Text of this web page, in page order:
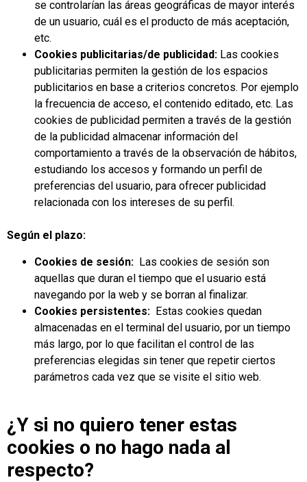
se controlarían las áreas geográficas de mayor interés
de un usuario, cuál es el producto de más aceptación,
etc.
Cookies publicitarias/de publicidad: Las cookies
publicitarias permiten la gestión de los espacios
publicitarios en base a criterios concretos. Por ejemplo
la frecuencia de acceso, el contenido editado, etc. Las
cookies de publicidad permiten a través de la gestión
de la publicidad almacenar información del
comportamiento a través de la observación de hábitos,
estudiando los accesos y formando un perfil de
preferencias del usuario, para ofrecer publicidad
relacionada con los intereses de su perfil.
Según el plazo:
Cookies de sesión: Las cookies de sesión son
aquellas que duran el tiempo que el usuario está
navegando por la web y se borran al finalizar.
Cookies persistentes: Estas cookies quedan
almacenadas en el terminal del usuario, por un tiempo
más largo, por lo que facilitan el control de las
preferencias elegidas sin tener que repetir ciertos
parámetros cada vez que se visite el sitio web.
¿Y si no quiero tener estas
cookies o no hago nada al
respecto?